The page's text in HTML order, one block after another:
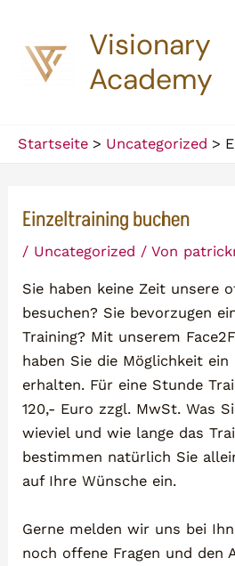
springen
Visionary
Academy
Startseite Uncategorized
Einzeltraining buchen
/ Uncategorized / Von
Sie haben keine Zeit unsere
besuchen? Sie bevorzugen
Training? Mit unserem
haben Sie die Möglichkeit
erhalten. Für eine Stunde
120,- Euro zzgl. MwSt. Was
wieviel und wie lange das
bestimmen natürlich Sie
auf Ihre Wünsche ein.
Gerne melden wir uns bei
noch offene Fragen und den